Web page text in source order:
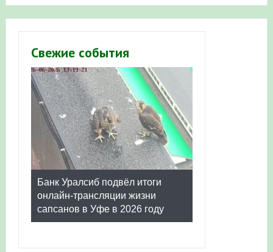
Свежие события
Банк Уралсиб подвёл итоги
онлайн-трансляции жизни
сапсанов в Уфе в 2026 году